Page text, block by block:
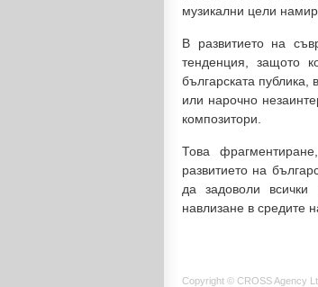
музикални цели
В развитието на
тенденция, защото
българската публика,
или нарочно
композитори.
Това
развитието на
да задоволи всички
навлизане в средите
Copyright © CROSS Agency